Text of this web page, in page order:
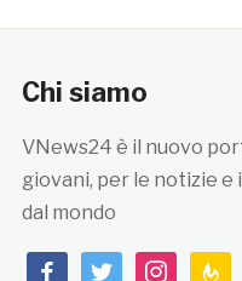
Chi siamo
VNews24 è il nuovo
giovani, per le notizie e
dal mondo
facebooktwitterinstagram